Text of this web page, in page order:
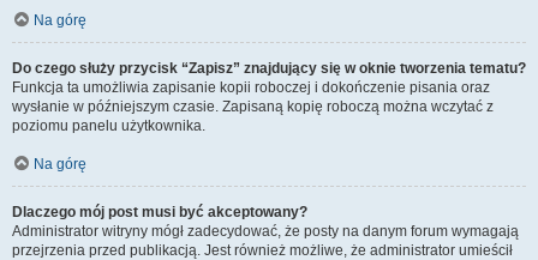
Na górę
Do czego służy przycisk “Zapisz” znajdujący się w oknie tworzenia tematu?
Funkcja ta umożliwia zapisanie kopii roboczej i dokończenie pisania oraz
wysłanie w późniejszym czasie. Zapisaną kopię roboczą można wczytać z
poziomu panelu użytkownika.
Na górę
Dlaczego mój post musi być akceptowany?
Administrator witryny mógł zadecydować, że posty na danym forum wymagają
przejrzenia przed publikacją. Jest również możliwe, że administrator umieścił